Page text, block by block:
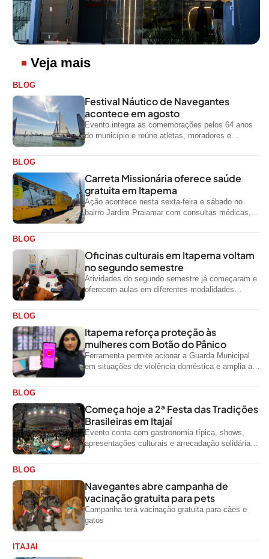
Veja mais
BLOG
Festival Náutico de Navegantes
acontece em agosto
Evento integra as comemorações pelos 64 anos
do município e reúne atletas, moradores e
BLOG
Carreta Missionária oferece saúde
gratuita em Itapema
Ação acontece nesta sexta-feira e sábado no
bairro Jardim Praiamar com consultas médicas,
BLOG
Oficinas culturais em Itapema voltam
no segundo semestre
Atividades do segundo semestre já começaram e
oferecem aulas em diferentes modalidades
BLOG
Itapema reforça proteção às
mulheres com Botão do Pânico
Ferramenta permite acionar a Guarda Municipal
em situações de violência doméstica e amplia a
BLOG
Começa hoje a 2ª Festa das Tradições
Brasileiras em Itajaí
Evento conta com gastronomia típica, shows,
apresentações culturais e arrecadação solidária
BLOG
Navegantes abre campanha de
vacinação gratuita para pets
Campanha terá vacinação gratuita para cães e
gatos
ITAJAI